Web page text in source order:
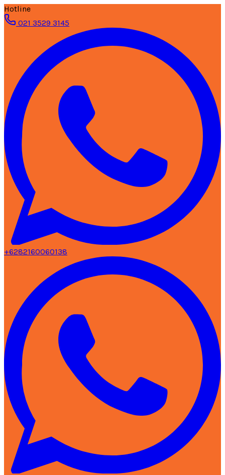
Hotline
021 3529 3145
+6282160060138